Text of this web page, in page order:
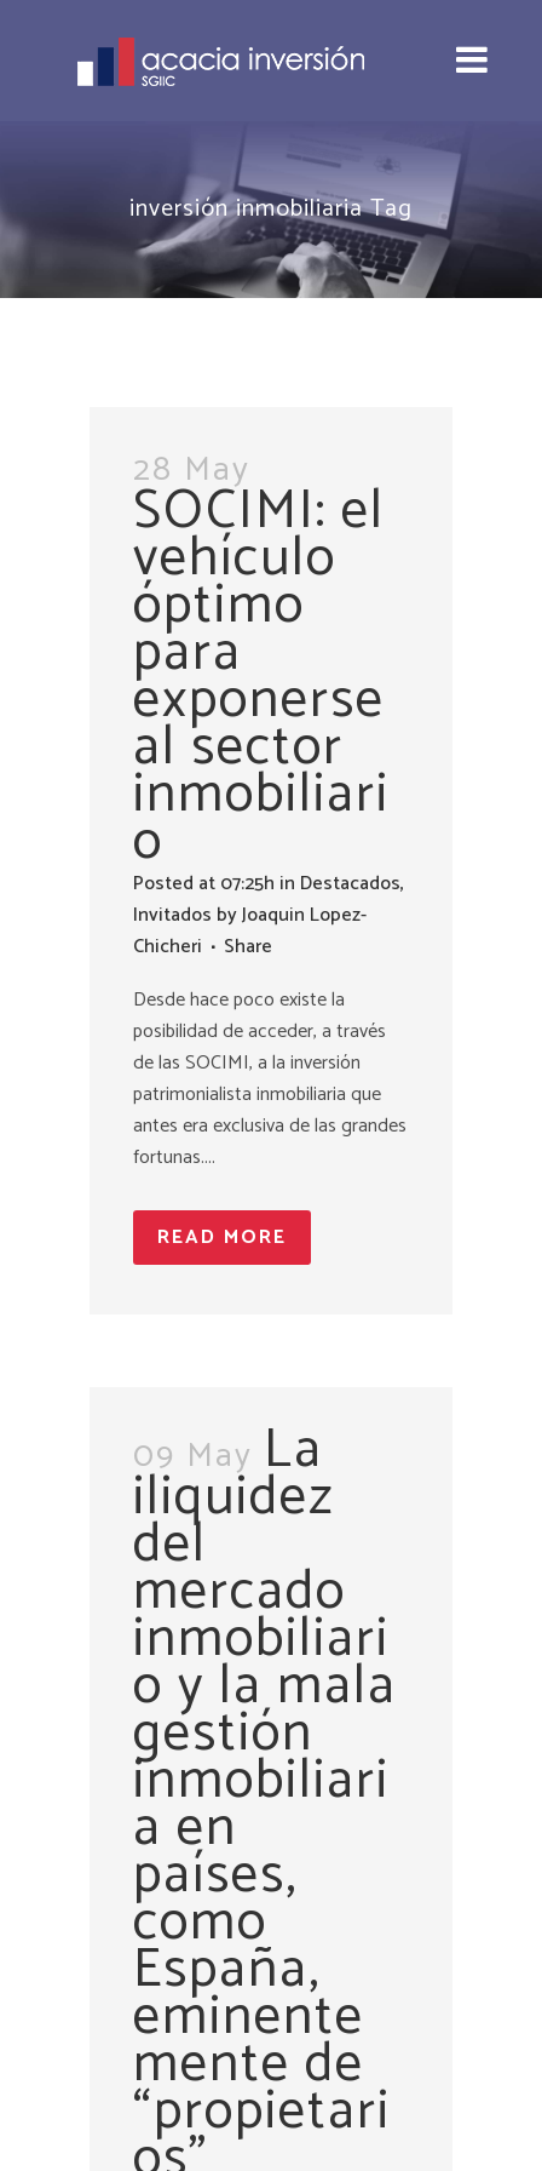
inversión inmobiliaria Tag
28 May
SOCIMI: el
vehículo
óptimo
para
exponerse
al sector
inmobiliari
o
Posted at 07:25h in Destacados,
Invitados byJoaquin Lopez-
Chicheri
Share
Desde hace poco existe la
posibilidad de acceder, a través
de las SOCIMI, a la inversión
patrimonialista inmobiliaria que
antes era exclusiva de las grandes
fortunas....
READ MORE
09 May La
iliquidez
del
mercado
inmobiliari
o y la mala
gestión
inmobiliari
a en
países,
como
España,
eminente
mente de
“propietari